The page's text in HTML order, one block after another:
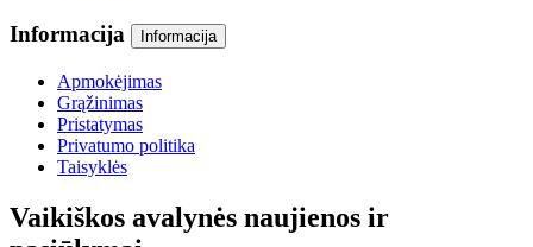
Informacija Informacija
Apmokėjimas
Grąžinimas
Pristatymas
Privatumo politika
Taisyklės
Vaikiškos avalynės naujienos ir